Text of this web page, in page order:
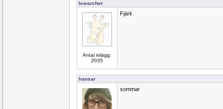
lewarcher
Antal inlägg:
2035
Fjäril
hansar
sommar